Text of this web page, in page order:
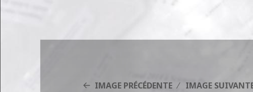
IMAGE PRÉCÉDENTE IMAGE